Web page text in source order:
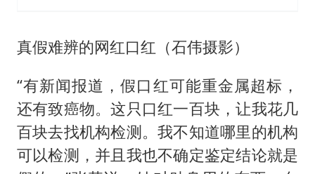
真假难辨的网红口红（石伟摄影）
“有新闻报道，假口红可能重金属超标，
还有致癌物。这只口红一百块，让我花几
百块去找机构检测。我不知道哪里的机构
可以检测，并且我也不确定鉴定结论就是